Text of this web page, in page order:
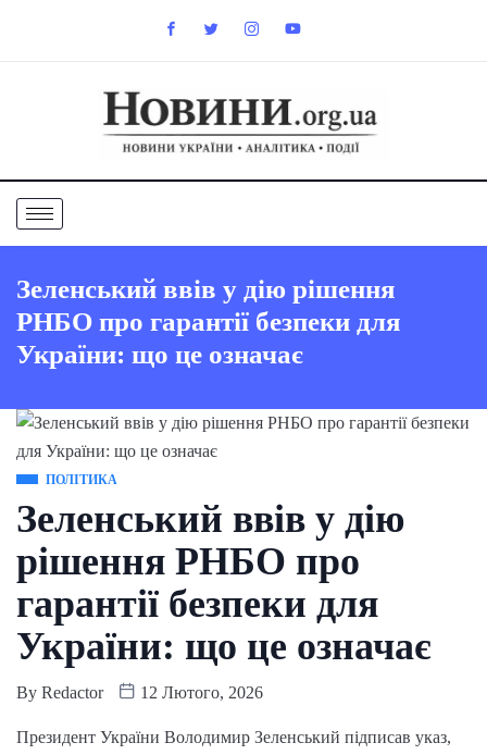
Зеленський ввів у дію рішення
РНБО про гарантії безпеки для
України: що це означає
ПОЛІТИКА
Зеленський ввів у дію
рішення РНБО про
гарантії безпеки для
України: що це означає
By Redactor 12 Лютого, 2026
Президент України Володимир Зеленський підписав указ,